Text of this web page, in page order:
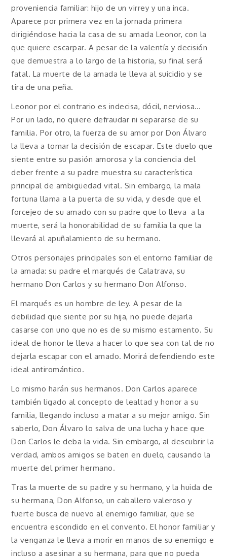
proveniencia familiar: hijo de un virrey y una inca.
Aparece por primera vez en la jornada primera
dirigiéndose hacia la casa de su amada Leonor, con la
que quiere escarpar. A pesar de la valentía y decisión
que demuestra a lo largo de la historia, su final será
fatal. La muerte de la amada le lleva al suicidio y se
tira de una peña.
Leonor por el contrario es indecisa, dócil, nerviosa…
Por un lado, no quiere defraudar ni separarse de su
familia. Por otro, la fuerza de su amor por Don Álvaro
la lleva a tomar la decisión de escapar. Este duelo que
siente entre su pasión amorosa y la conciencia del
deber frente a su padre muestra su característica
principal de ambigüedad vital. Sin embargo, la mala
fortuna llama a la puerta de su vida, y desde que el
forcejeo de su amado con su padre que lo lleva a la
muerte, será la honorabilidad de su familia la que la
llevará al apuñalamiento de su hermano.
Otros personajes principales son el entorno familiar de
la amada: su padre el marqués de Calatrava, su
hermano Don Carlos y su hermano Don Alfonso.
El marqués es un hombre de ley. A pesar de la
debilidad que siente por su hija, no puede dejarla
casarse con uno que no es de su mismo estamento. Su
ideal de honor le lleva a hacer lo que sea con tal de no
dejarla escapar con el amado. Morirá defendiendo este
ideal antiromántico.
Lo mismo harán sus hermanos. Don Carlos aparece
también ligado al concepto de lealtad y honor a su
familia, llegando incluso a matar a su mejor amigo. Sin
saberlo, Don Álvaro lo salva de una lucha y hace que
Don Carlos le deba la vida. Sin embargo, al descubrir la
verdad, ambos amigos se baten en duelo, causando la
muerte del primer hermano.
Tras la muerte de su padre y su hermano, y la huida de
su hermana, Don Alfonso, un caballero valeroso y
fuerte busca de nuevo al enemigo familiar, que se
encuentra escondido en el convento. El honor familiar y
la venganza le lleva a morir en manos de su enemigo e
incluso a asesinar a su hermana, para que no pueda